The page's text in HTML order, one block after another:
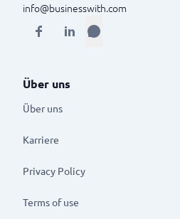
info@businesswith.com
Über uns
Über uns
Karriere
Privacy Policy
Terms of use